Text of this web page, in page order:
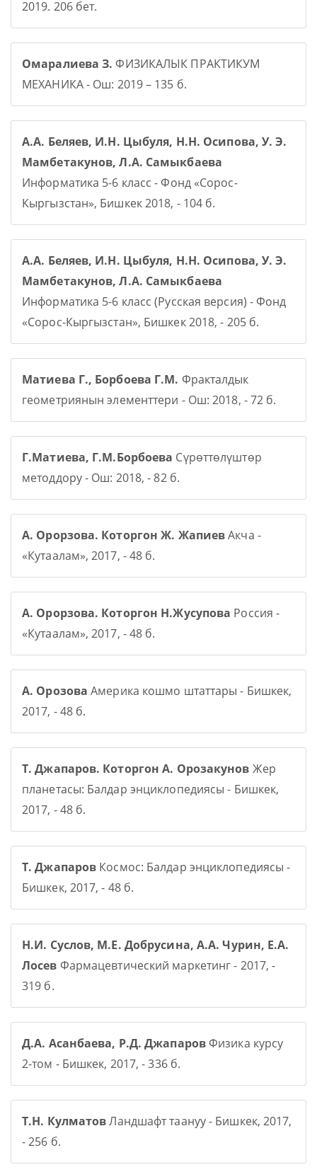
2019. 206 бет.
Омаралиева З. ФИЗИКАЛЫК ПРАКТИКУМ
МЕХАНИКА - Ош: 2019 – 135 б.
А.А. Беляев, И.Н. Цыбуля, Н.Н. Осипова, У. Э.
Мамбетакунов, Л.А. Самыкбаева
Информатика 5-6 класс - Фонд «Сорос-
Кыргызстан», Бишкек 2018, - 104 б.
А.А. Беляев, И.Н. Цыбуля, Н.Н. Осипова, У. Э.
Мамбетакунов, Л.А. Самыкбаева
Информатика 5-6 класс (Русская версия) - Фонд
«Сорос-Кыргызстан», Бишкек 2018, - 205 б.
Матиева Г., Борбоева Г.М. Фракталдык
геометриянын элементтери - Ош: 2018, - 72 б.
Г.Матиева, Г.М.Борбоева Сүрөттөлүштөр
методдору - Ош: 2018, - 82 б.
А. Орорзова. Которгон Ж. ЖапиевАкча -
«Кутаалам», 2017, - 48 б.
А. Орорзова. Которгон Н.Жусупова Россия -
«Кутаалам», 2017, - 48 б.
А. Орозова Америка кошмо штаттары - Бишкек,
2017, - 48 б.
Т. Джапаров. Которгон А. Орозакунов Жер
планетасы: Балдар энциклопедиясы - Бишкек,
2017, - 48 б.
Т. Джапаров Космос: Балдар энциклопедиясы -
Бишкек, 2017, - 48 б.
Н.И. Суслов, М.Е. Добрусина, А.А. Чурин, Е.А.
Лосев Фармацевтический маркетинг - 2017, -
319 б.
Д.А. Асанбаева, Р.Д. ДжапаровФизика курсу
2-том - Бишкек, 2017, - 336 б.
Т.Н. КулматовЛандшафт таануу - Бишкек, 2017,
- 256 б.